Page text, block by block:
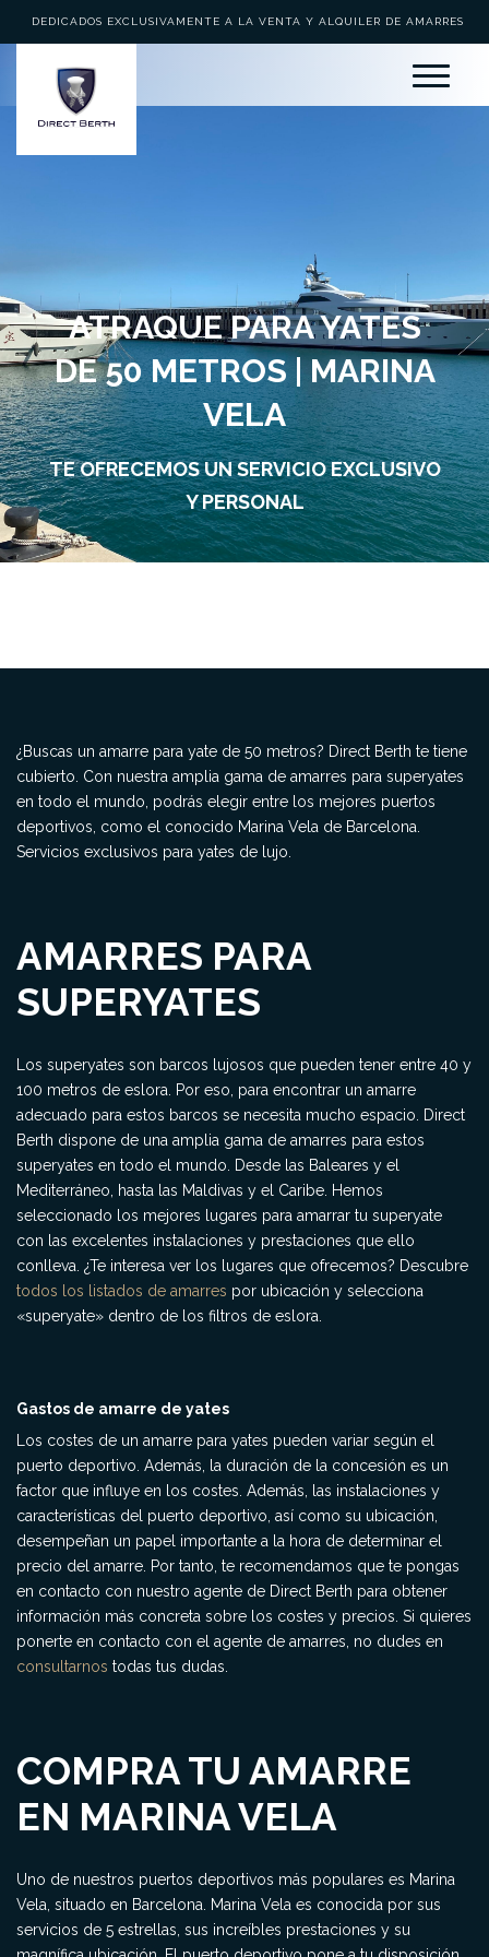
DEDICADOS EXCLUSIVAMENTE A LA VENTA Y ALQUILER DE AMARRES
ATRAQUE PARA YATES
DE 50 METROS | MARINA
VELA
TE OFRECEMOS UN SERVICIO EXCLUSIVO
Y PERSONAL
¿Buscas un amarre para yate de 50 metros? Direct Berth te tiene
cubierto. Con nuestra amplia gama de amarres para superyates
en todo el mundo, podrás elegir entre los mejores puertos
deportivos, como el conocido Marina Vela de Barcelona.
Servicios exclusivos para yates de lujo.
AMARRES PARA
SUPERYATES
Los superyates son barcos lujosos que pueden tener entre 40 y
100 metros de eslora. Por eso, para encontrar un amarre
adecuado para estos barcos se necesita mucho espacio. Direct
Berth dispone de una amplia gama de amarres para estos
superyates en todo el mundo. Desde las Baleares y el
Mediterráneo, hasta las Maldivas y el Caribe. Hemos
seleccionado los mejores lugares para amarrar tu superyate
con las excelentes instalaciones y prestaciones que ello
conlleva. ¿Te interesa ver los lugares que ofrecemos? Descubre
todos los listados de amarres por ubicación y selecciona
«superyate» dentro de los filtros de eslora.
Gastos de amarre de yates
Los costes de un amarre para yates pueden variar según el
puerto deportivo. Además, la duración de la concesión es un
factor que influye en los costes. Además, las instalaciones y
características del puerto deportivo, así como su ubicación,
desempeñan un papel importante a la hora de determinar el
precio del amarre. Por tanto, te recomendamos que te pongas
en contacto con nuestro agente de Direct Berth para obtener
información más concreta sobre los costes y precios. Si quieres
ponerte en contacto con el agente de amarres, no dudes en
consultarnos todas tus dudas.
COMPRA TU AMARRE
EN MARINA VELA
Uno de nuestros puertos deportivos más populares es Marina
Vela, situado en Barcelona. Marina Vela es conocida por sus
servicios de 5 estrellas, sus increíbles prestaciones y su